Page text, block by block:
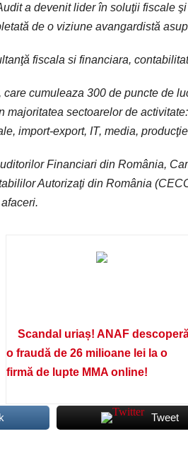
a devenit lider în soluţii fiscale
de o viziune avangardistă
fiscala si financiara,
cumuleaza 300 de puncte de
sectoarelor de
import-export, IT, media,
Financiari din România,
Autorizaţi din România
Scandal uriaș! ANAF
o fraudă de 26 milioane lei la o
firmă de lupte MMA online!
Tweet